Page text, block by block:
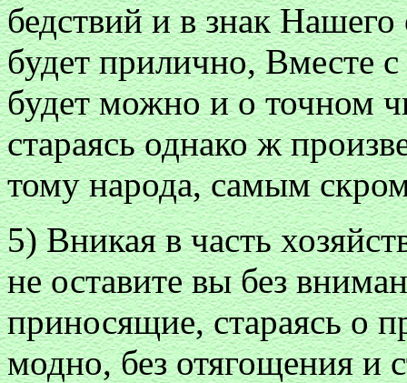
бедствий и в знак
будет прилично, Вместе
будет можно и о точном
стараясь однако ж
тому народа, самым
5) Вникая в часть
не оставите вы без
приносящие, стараясь о
модно, без отягощения и